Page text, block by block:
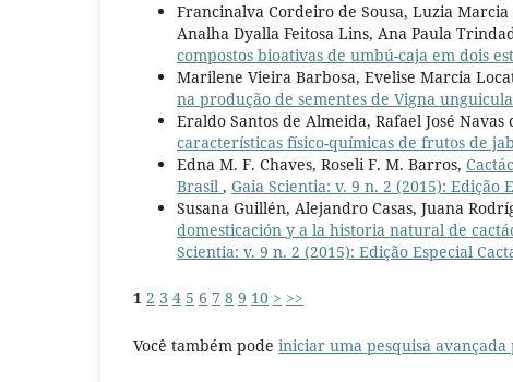
Francinalva Cordeiro de Sousa, Luzia
Analha Dyalla Feitosa Lins, Ana Paula
compostos bioativas de umbú-caja em dois
Marilene Vieira Barbosa, Evelise Marcia
na produção de sementes de Vigna
Eraldo Santos de Almeida, Rafael José
características físico-químicas de frutos de
Edna M. F. Chaves, Roseli F. M. Barros,
Brasil , Gaia Scientia: v. 9 n. 2 (2015): Edição
Susana Guillén, Alejandro Casas, Juana
domesticación y a la historia natural de
Scientia: v. 9 n. 2 (2015): Edição Especial
1 2 3 4 5 6 7 8 9 10 > >>
Você também pode iniciar uma pesquisa